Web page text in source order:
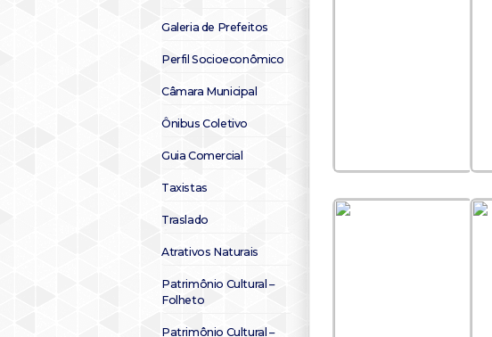
Galeria de Prefeitos
Perfil Socioeconômico
Câmara Municipal
Ônibus Coletivo
Guia Comercial
Taxistas
Traslado
Atrativos Naturais
Patrimônio Cultural –
Folheto
Patrimônio Cultural –